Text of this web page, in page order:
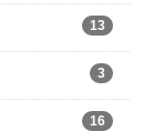
13
3
16